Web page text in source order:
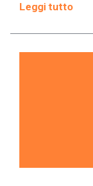
Leggi tutto